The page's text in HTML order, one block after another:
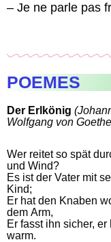
– Je ne parle pas
POEMES
Der Erlkönig
Wolfgang von
Wer reitet so spät
und Wind?
Es ist der Vater mit
Kind;
Er hat den Knaben
dem Arm,
Er fasst ihn sicher, er
warm.